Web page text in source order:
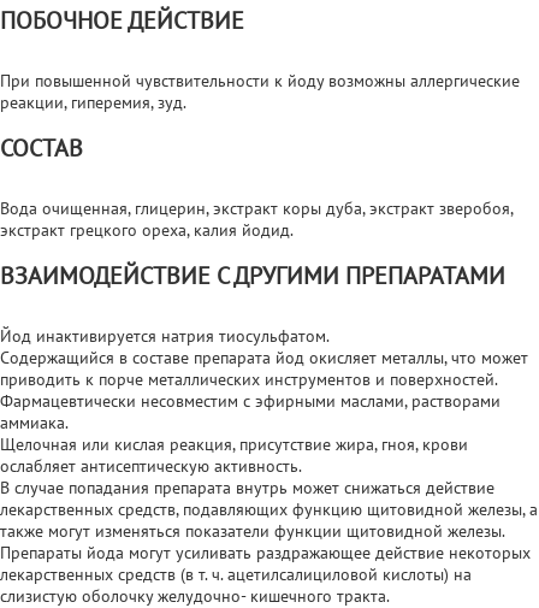
ПОБОЧНОЕ ДЕЙСТВИЕ
При повышенной чувствительности к йоду возможны аллергические
реакции, гиперемия, зуд.
СОСТАВ
Вода очищенная, глицерин, экстракт коры дуба, экстракт зверобоя,
экстракт грецкого ореха, калия йодид.
ВЗАИМОДЕЙСТВИЕ С ДРУГИМИ ПРЕПАРАТАМИ
Йод инактивируется натрия тиосульфатом.
Содержащийся в составе препарата йод окисляет металлы, что может
приводить к порче металлических инструментов и поверхностей.
Фармацевтически несовместим с эфирными маслами, растворами
аммиака.
Щелочная или кислая реакция, присутствие жира, гноя, крови
ослабляет антисептическую активность.
В случае попадания препарата внутрь может снижаться действие
лекарственных средств, подавляющих функцию щитовидной железы, а
также могут изменяться показатели функции щитовидной железы.
Препараты йода могут усиливать раздражающее действие некоторых
лекарственных средств (в т. ч. ацетилсалициловой кислоты) на
слизистую оболочку желудочно- кишечного тракта.